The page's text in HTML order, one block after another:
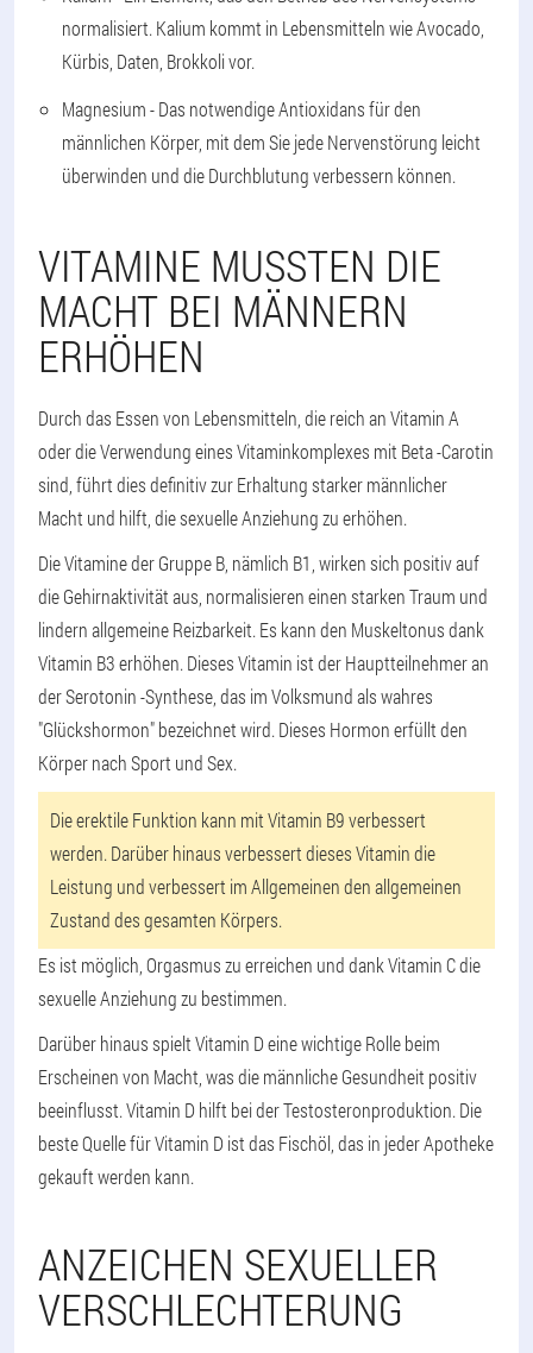
normalisiert. Kalium kommt in Lebensmitteln wie Avocado,
Kürbis, Daten, Brokkoli vor.
Magnesium- Das notwendige Antioxidans für den
männlichen Körper, mit dem Sie jede Nervenstörung leicht
überwinden und die Durchblutung verbessern können.
VITAMINE MUSSTEN DIE
MACHT BEI MÄNNERN
ERHÖHEN
Durch das Essen von Lebensmitteln, die reich an Vitamin A
oder die Verwendung eines Vitaminkomplexes mit Beta -Carotin
sind, führt dies definitiv zur Erhaltung starker männlicher
Macht und hilft, die sexuelle Anziehung zu erhöhen.
Die Vitamine der Gruppe B, nämlich B1, wirken sich positiv auf
die Gehirnaktivität aus, normalisieren einen starken Traum und
lindern allgemeine Reizbarkeit. Es kann den Muskeltonus dank
Vitamin B3 erhöhen. Dieses Vitamin ist der Hauptteilnehmer an
der Serotonin -Synthese, das im Volksmund als wahres
"Glückshormon" bezeichnet wird. Dieses Hormon erfüllt den
Körper nach Sport und Sex.
Die erektile Funktion kann mit Vitamin B9 verbessert
werden. Darüber hinaus verbessert dieses Vitamin die
Leistung und verbessert im Allgemeinen den allgemeinen
Zustand des gesamten Körpers.
Es ist möglich, Orgasmus zu erreichen und dank Vitamin C die
sexuelle Anziehung zu bestimmen.
Darüber hinaus spielt Vitamin D eine wichtige Rolle beim
Erscheinen von Macht, was die männliche Gesundheit positiv
beeinflusst. Vitamin D hilft bei der Testosteronproduktion. Die
beste Quelle für Vitamin D ist das Fischöl, das in jeder Apotheke
gekauft werden kann.
ANZEICHEN SEXUELLER
VERSCHLECHTERUNG